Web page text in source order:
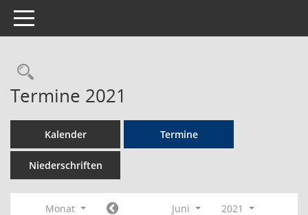
Toggle navigation
Rechercheauswahl
Termine 2021
Kalender Termine
Niederschriften
Monat Juni
2021